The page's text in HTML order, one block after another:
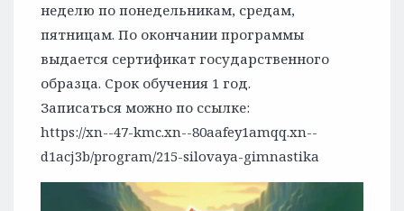
неделю по понедельникам, средам,
пятницам. По окончании программы
выдается сертификат государственного
образца. Срок обучения 1 год.
Записаться можно по ссылке:
https://xn--47-kmc.xn--80aafey1amqq.xn--
d1acj3b/program/215-silovaya-gimnastika